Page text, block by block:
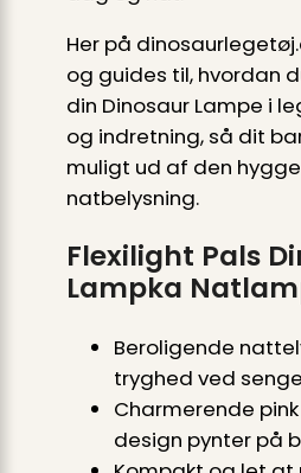
Her på
og guides til, hvordan
din Dinosaur Lampe i
og indretning, så dit
muligt ud af den
natbelysning.
Flexilight Pals
Lampka
Beroligende
tryghed ved
Charmerende
design pynter på